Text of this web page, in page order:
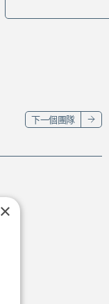
下一個團隊
×